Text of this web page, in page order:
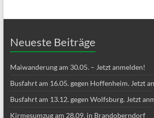
Neueste Beiträge
Maiwanderung am 30.05. – Jetzt anmelden!
Busfahrt am 16.05. gegen Hoffenheim. Jetzt
Busfahrt am 13.12. gegen Wolfsburg. Jetzt
Kirmesumzug am 28.09. in Brandoberndorf